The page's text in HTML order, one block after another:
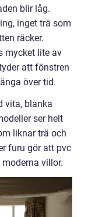
blir låg.
inget trä som
räcker.
mycket lite av
att fönstren
över tid.
vita, blanka
ser helt
liknar trä och
furu gör att pvc
villor.